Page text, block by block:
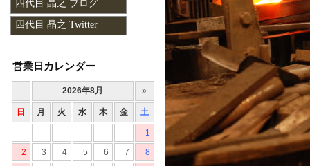
四代目 晶之 ブログ
四代目 晶之 Twitter
営業日カレンダー